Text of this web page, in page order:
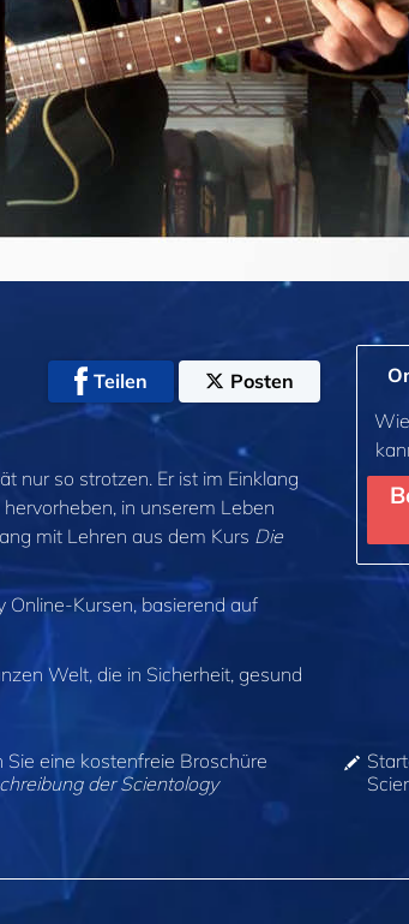
Video
Teilen Posten
nur so strotzen. Er ist im Einklang
in unserem Leben
mit Lehren aus dem Kurs Die
Online-Kursen, basierend auf
Welt, die in Sicherheit, gesund
Sie eine kostenfreie Broschüre
der Scientology